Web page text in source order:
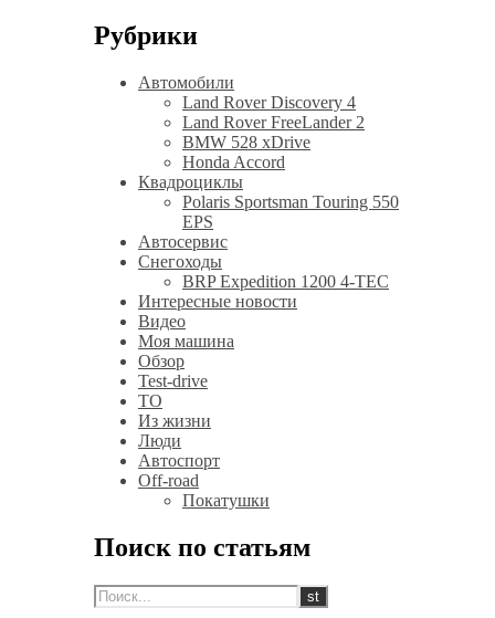
Рубрики
Автомобили
Land Rover Discovery 4
Land Rover FreeLander 2
BMW 528 xDrive
Honda Accord
Квадроциклы
Polaris Sportsman Touring 550
EPS
Автосервис
Снегоходы
BRP Expedition 1200 4-TEC
Интересные новости
Видео
Моя машина
Обзор
Test-drive
ТО
Из жизни
Люди
Автоспорт
Off-road
Покатушки
Поиск по статьям